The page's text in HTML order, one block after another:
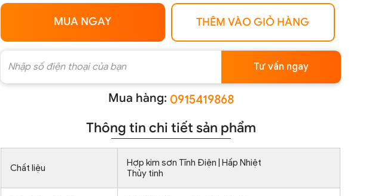
MUA NGAY THÊM VÀO GIỎ HÀNG
Tư vấn ngay
Mua hàng: 0915419868
Thông tin chi tiết sản phẩm
Chất liệu
Hợp kim sơn Tĩnh Điện | Hấp Nhiệt
Thủy tinh